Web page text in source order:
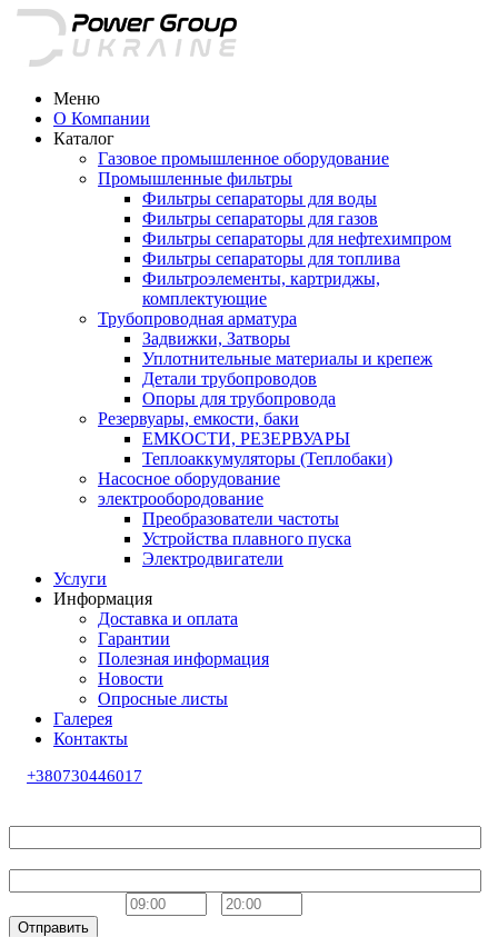
Меню
О Компании
Каталог
Газовое промышленное оборудование
Промышленные фильтры
Фильтры сепараторы для воды
Фильтры сепараторы для газов
Фильтры сепараторы для нефтехимпром
Фильтры сепараторы для топлива
Фильтроэлементы, картриджы,
комплектующие
Трубопроводная арматура
Задвижки, Затворы
Уплотнительные материалы и крепеж
Детали трубопроводов
Опоры для трубопровода
Резервуары, емкости, баки
ЕМКОСТИ, РЕЗЕРВУАРЫ
Теплоаккумуляторы (Теплобаки)
Насосное оборудование
электрообородование
Преобразователи частоты
Устройства плавного пуска
Электродвигатели
Услуги
Информация
Доставка и оплата
Гарантии
Полезная информация
Новости
Опросные листы
Галерея
Контакты
+380730446017
Отправить